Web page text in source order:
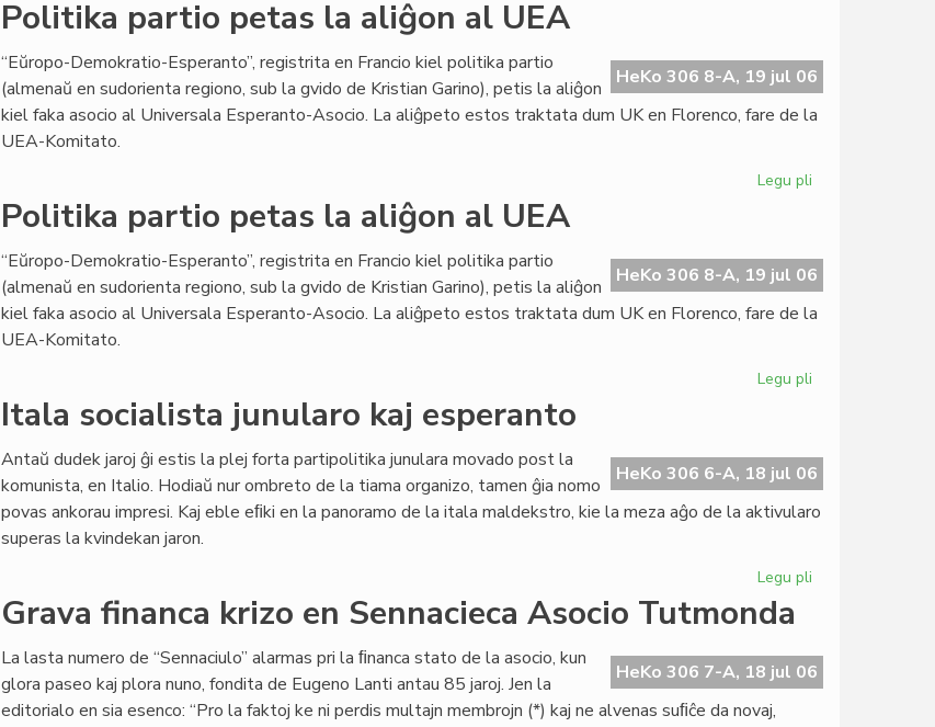
abontarifo
ne
plu
Politika partio petas la aliĝon al UEA
HeKo 306 8-A, 19 jul 06
“Eŭropo-Demokratio-Esperanto”, registrita en Francio kiel politika partio
(almenaŭ en sudorienta regiono, sub la gvido de Kristian Garino), petis la aliĝon
kiel faka asocio al Universala Esperanto-Asocio. La aliĝpeto estos traktata dum UK en Florenco, fare de la
UEA-Komitato.
Legu pli
la
aliĝon
al
Politika partio petas la aliĝon al UEA
HeKo 306 8-A, 19 jul 06
“Eŭropo-Demokratio-Esperanto”, registrita en Francio kiel politika partio
(almenaŭ en sudorienta regiono, sub la gvido de Kristian Garino), petis la aliĝon
kiel faka asocio al Universala Esperanto-Asocio. La aliĝpeto estos traktata dum UK en Florenco, fare de la
UEA-Komitato.
Legu pli
la
aliĝon
al
Itala socialista junularo kaj esperanto
HeKo 306 6-A, 18 jul 06
Antaŭ dudek jaroj ĝi estis la plej forta partipolitika junulara movado post la
komunista, en Italio. Hodiaŭ nur ombreto de la tiama organizo, tamen ĝia nomo
povas ankorau impresi. Kaj eble eﬁki en la panoramo de la itala maldekstro, kie la meza aĝo de la aktivularo
superas la kvindekan jaron.
Legu pli
kaj
esperanto
Grava financa krizo en Sennacieca Asocio Tutmonda
HeKo 306 7-A, 18 jul 06
La lasta numero de “Sennaciulo” alarmas pri la ﬁnanca stato de la asocio, kun
glora paseo kaj plora nuno, fondita de Eugeno Lanti antau 85 jaroj. Jen la
editorialo en sia esenco: “Pro la faktoj ke ni perdis multajn membrojn (*) kaj ne alvenas suﬁĉe da novaj,